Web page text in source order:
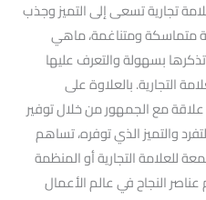
تجارية تسعى إلى التميز وجذب
متماسكة ومتناغمة، ماهي
بسهولة والتعرف عليها
التجارية. بالعلاوة على
مع الجمهور من خلال توفير
والتميز الذي توفره، تساهم
للعلامة التجارية أو المنظمة
النجاح في عالم الأعمال